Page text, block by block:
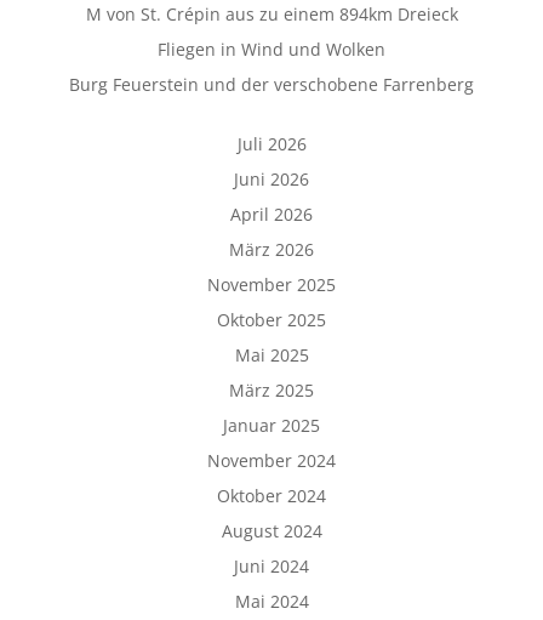
M von St. Crépin aus zu einem 894km Dreieck
Fliegen in Wind und Wolken
Burg Feuerstein und der verschobene Farrenberg
Juli 2026
Juni 2026
April 2026
März 2026
November 2025
Oktober 2025
Mai 2025
März 2025
Januar 2025
November 2024
Oktober 2024
August 2024
Juni 2024
Mai 2024